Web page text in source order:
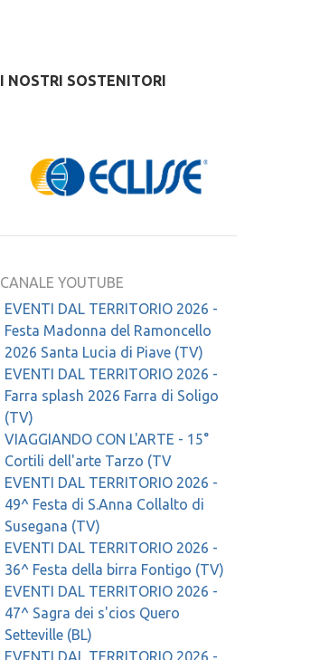
I NOSTRI SOSTENITORI
EVENTI DAL TERRITORIO 2026 -
Festa Madonna del Ramoncello
2026 Santa Lucia di Piave (TV)
EVENTI DAL TERRITORIO 2026 -
Farra splash 2026 Farra di Soligo
(TV)
VIAGGIANDO CON L'ARTE - 15°
Cortili dell'arte Tarzo (TV
EVENTI DAL TERRITORIO 2026 -
49^ Festa di S.Anna Collalto di
Susegana (TV)
EVENTI DAL TERRITORIO 2026 -
36^ Festa della birra Fontigo (TV)
EVENTI DAL TERRITORIO 2026 -
47^ Sagra dei s'cios Quero
Setteville (BL)